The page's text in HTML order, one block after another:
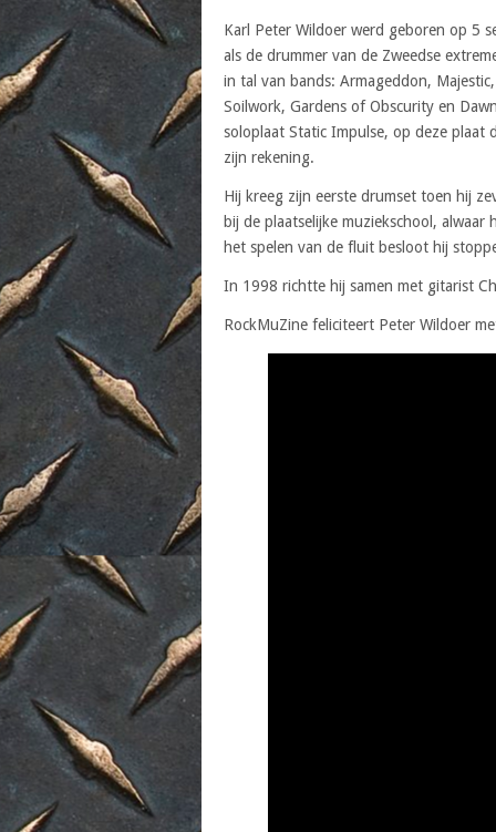
Karl Peter Wildoer werd geboren op 5
als de drummer van de Zweedse
in tal van bands: Armageddon,
Soilwork, Gardens of Obscurity en
soloplaat Static Impulse, op deze plaat
zijn rekening.
Hij kreeg zijn eerste drumset toen hij
bij de plaatselijke muziekschool,
het spelen van de fluit besloot hij
In 1998 richtte hij samen met gitarist
RockMuZine feliciteert Peter Wildoer